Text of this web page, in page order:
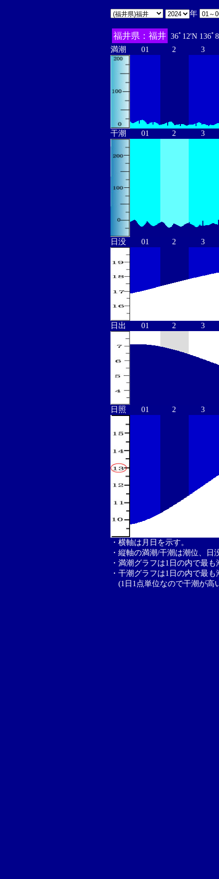
年
福井県：福井 36ﾟ12'N 136ﾟ
満潮
01 2 3
干潮 01 2 3
日没 01 2 3
日出 01 2 3
日照 01 2 3
・横軸は月日を示す。
・縦軸の満潮/干潮は潮位、
・満潮グラフは1日の内で最
・干潮グラフは1日の内で最
(1日1点単位なので干潮が高